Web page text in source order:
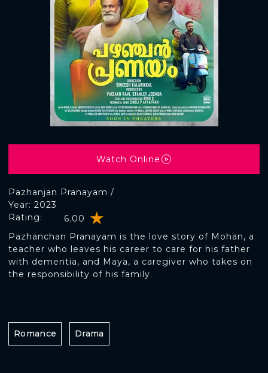
Pazhanjan Pranayam /
Rating: 6.00
Year: 2023
Pazhanchan Pranayam is the love story of Mohan, a
teacher who leaves his career to care for his father
with dementia, and Maya, a caregiver who takes on
the responsibility of his family.
Watch Online
Romance Drama